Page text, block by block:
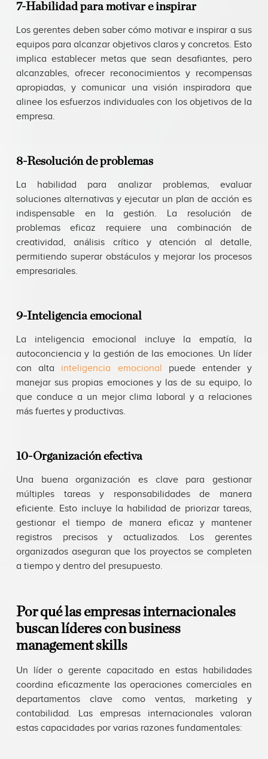
7-Habilidad para motivar e inspirar
Los gerentes deben saber cómo motivar e inspirar a sus
equipos para alcanzar objetivos claros y concretos. Esto
implica establecer metas que sean desafiantes, pero
alcanzables, ofrecer reconocimientos y recompensas
apropiadas, y comunicar una visión inspiradora que
alinee los esfuerzos individuales con los objetivos de la
empresa.
8-Resolución de problemas
La habilidad para analizar problemas, evaluar
soluciones alternativas y ejecutar un plan de acción es
indispensable en la gestión. La resolución de
problemas eficaz requiere una combinación de
creatividad, análisis crítico y atención al detalle,
permitiendo superar obstáculos y mejorar los procesos
empresariales.
9-Inteligencia emocional
La inteligencia emocional incluye la empatía, la
autoconciencia y la gestión de las emociones. Un líder
con alta inteligencia emocional puede entender y
manejar sus propias emociones y las de su equipo, lo
que conduce a un mejor clima laboral y a relaciones
más fuertes y productivas.
10-Organización efectiva
Una buena organización es clave para gestionar
múltiples tareas y responsabilidades de manera
eficiente. Esto incluye la habilidad de priorizar tareas,
gestionar el tiempo de manera eficaz y mantener
registros precisos y actualizados. Los gerentes
organizados aseguran que los proyectos se completen
a tiempo y dentro del presupuesto.
Por qué las empresas internacionales
buscan líderes con business
management skills
Un líder o gerente capacitado en estas habilidades
coordina eficazmente las operaciones comerciales en
departamentos clave como ventas, marketing y
contabilidad. Las empresas internacionales valoran
estas capacidades por varias razones fundamentales: